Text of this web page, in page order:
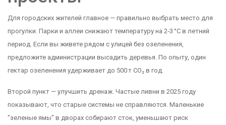
Для городских жителей главное — правильно выбрать место для
прогулки. Парки и аллеи снижают температуру на 2‑3 °C в летний
период. Если вы живете рядом с улицей без озеленения,
предложите администрации высадить деревья. По опыту, один
гектар озеленения удерживает до 500 т CO₂ в год.
Второй пункт — улучшить дренаж. Частые ливни в 2025 году
показывают, что старые системы не справляются. Маленькие
"зеленые ямы" в дворах собирают сток, уменьшают риск